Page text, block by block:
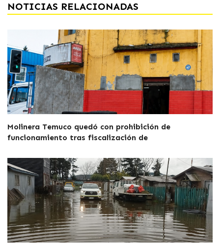
NOTICIAS RELACIONADAS
Molinera Temuco quedó con prohibición de
funcionamiento tras fiscalización de